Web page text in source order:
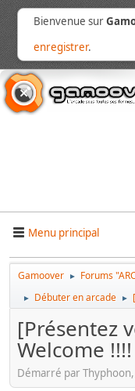
Bienvenue sur
enregistrer.
Menu principal
Gamoover ► Forums
► Débuter en arcade ►
[Présentez
Welcome !!!!
Démarré par